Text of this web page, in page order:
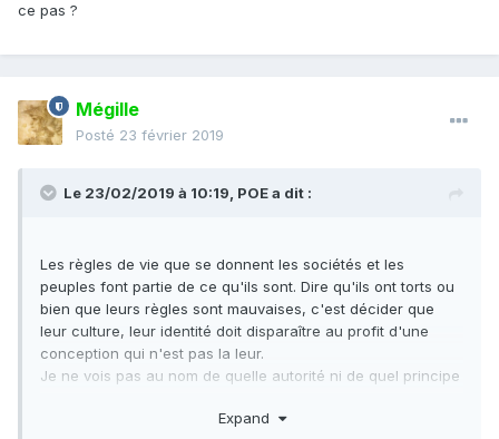
ce pas ?
Mégille
Posté 23 février 2019
Le 23/02/2019 à 10:19, POEa dit :
Les règles de vie que se donnent les sociétés et les
peuples font partie de ce qu'ils sont. Dire qu'ils ont torts ou
bien que leurs règles sont mauvaises, c'est décider que
leur culture, leur identité doit disparaître au profit d'une
conception qui n'est pas la leur.
Je ne vois pas au nom de quelle autorité ni de quel principe
Expand